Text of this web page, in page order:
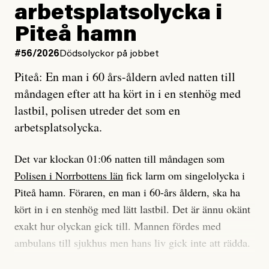
tidning?
Vad är bra journalistik?
Ett försök till korta svar som jag hoppas kan förtydliga
för Kuhn och Sassarinis-McGowan och andra hur jag
som chefredaktör ser på Dagens ETC:s uppdrag och
roll.
Vi skriver för våra läsare som vill bli informerade,
överraskade, bekräftade, utmanade – och som kräver
att vi granskar allt och alla.
Vi är som sagt en röd, grön och oberoende tidning.
Det betyder en annan journalistik än vad du hittar i
enligt uråldrig metod
och lade min sista ungdom
på att laga en gammal bod.
Jag sökte ljuset och meningen,
efter det som var rent, rätt och sant,
och aldrig såg jag det klarare än
när jag ombord på bussen hjälpte en tant.
#23/2026Intervjun
Jesper Lundby: ”Livet i sig
är ganska politiskt”
arbetsplatsolycka i
Piteå hamn
#56/2026 Dödsolyckor på jobbet
Piteå: En man i 60 års-åldern avled natten till
måndagen efter att ha kört in i en stenhög med
lastbil, polisen utreder det som en
arbetsplatsolycka.
Det var klockan 01:06 natten till måndagen som
Polisen i Norrbottens län fick larm om singelolycka i
Piteå hamn. Föraren, en man i 60-års åldern, ska ha
kört in i en stenhög med lätt lastbil. Det är ännu okänt
exakt hur olyckan gick till. Mannen fördes med
ambulans till sjukhus men hans liv gick inte att rädda.